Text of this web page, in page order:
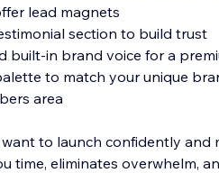
lead magnets
section to build trust
built-in brand voice for a
to match your unique
area
to launch confidently and
time, eliminates overwhelm,